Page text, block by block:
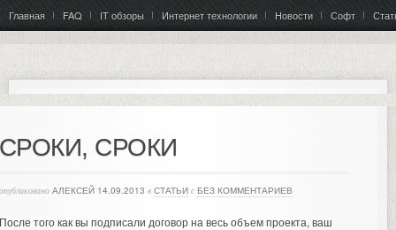
Главная FAQ IT обзоры Интернет технологии Новости Софт
СРОКИ
АЛЕКСЕЙ 14.09.2013 в СТАТЬИ с БЕЗ КОММЕНТАРИЕВ
того как вы подписали договор на весь объем проекта, ваш